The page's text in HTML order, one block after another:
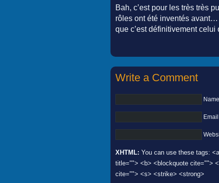
Bah, c’est pour les très très
rôles ont été inventés
que c’est définitivement
Write a Comment
XHTML: You can use these tags:
title=""> <b> <blockquote cite="">
cite=""> <s> <strike> <strong>